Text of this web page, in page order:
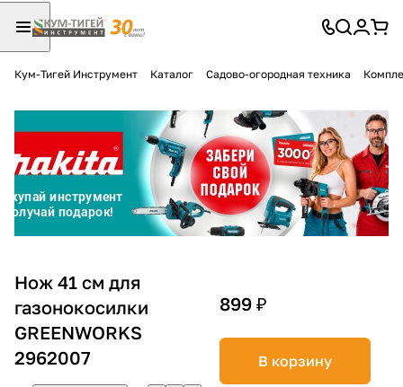
Кум-Тигей Инструмент Каталог Садово-огородная техника
Нож 41 см для
газонокосилки
GREENWORKS
2962007
899 ₽
В корзину
Разбейте
оплатуна части
без переплат
График платежей
Сегодня
25%